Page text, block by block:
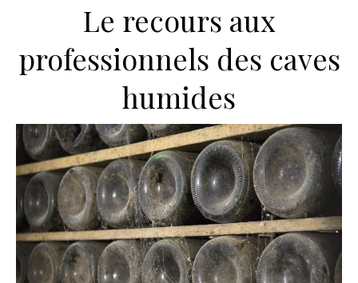
Le recours aux
professionnels des caves
humides